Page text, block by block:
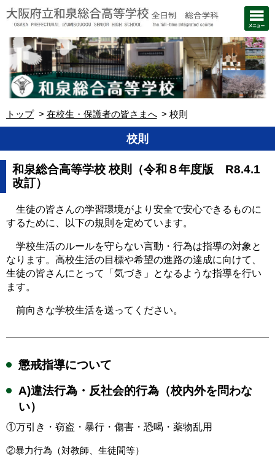
トップ 在校生・保護者の皆さまへ 校則
校則
和泉総合高等学校 校則（令和８年度版 R8.4.1
改訂）
生徒の皆さんの学習環境がより安全で安心できるものに
するために、以下の規則を定めています。
学校生活のルールを守らない言動・行為は指導の対象と
なります。高校生活の目標や希望の進路の達成に向けて、
生徒の皆さんにとって「気づき」となるような指導を行い
ます。
前向きな学校生活を送ってください。
懲戒指導について
A)違法行為・反社会的行為（校内外を問わな
い）
①万引き・窃盗・暴行・傷害・恐喝・薬物乱用
②暴力行為（対教師、生徒間等）